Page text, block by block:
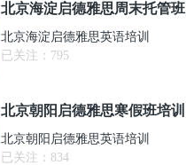
北京海淀启德雅思周末托管班
北京海淀启德雅思英语培训
已关注： 795
北京朝阳启德雅思寒假班培训
北京朝阳启德雅思英语培训
已关注： 834